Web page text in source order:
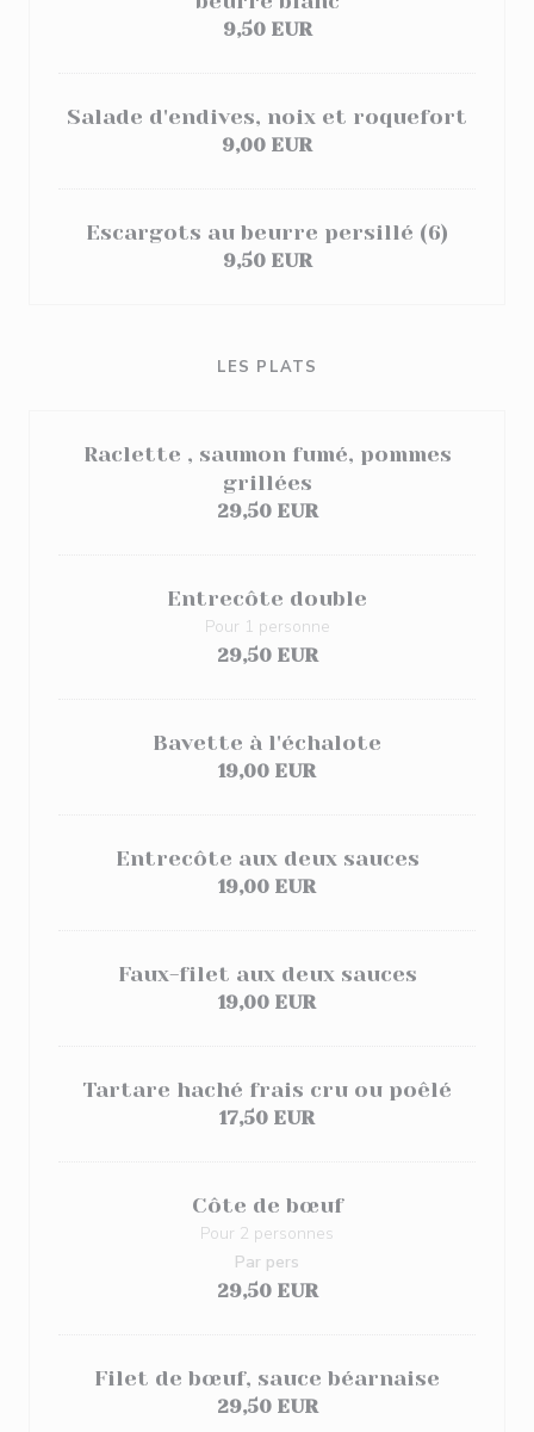
9,50 EUR
Salade d'endives, noix et roquefort
9,00 EUR
Escargots au beurre persillé (6)
9,50 EUR
LES PLATS
Raclette , saumon fumé, pommes
grillées
29,50 EUR
Entrecôte double
Pour 1 personne
29,50 EUR
Bavette à l'échalote
19,00 EUR
Entrecôte aux deux sauces
19,00 EUR
Faux-filet aux deux sauces
19,00 EUR
Tartare haché frais cru ou poêlé
17,50 EUR
Côte de bœuf
Pour 2 personnes
29,50 EUR
Par pers
Filet de bœuf, sauce béarnaise
29,50 EUR